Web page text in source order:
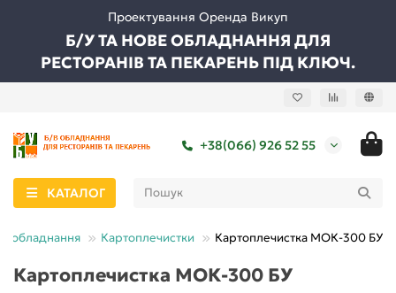
Проектування Оренда Викуп
Б/У ТА НОВЕ ОБЛАДНАННЯ ДЛЯ
РЕСТОРАНІВ ТА ПЕКАРЕНЬ ПІД КЛЮЧ.
+38(066) 926 52 55
КАТАЛОГ
обладнання Картоплечистки Картоплечистка МОК-300 БУ
Картоплечистка МОК-300 БУ